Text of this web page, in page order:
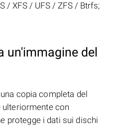
/ XFS / UFS / ZFS / Btrfs;
un'immagine del
copia completa del
ulteriormente con
protegge i dati sui dischi